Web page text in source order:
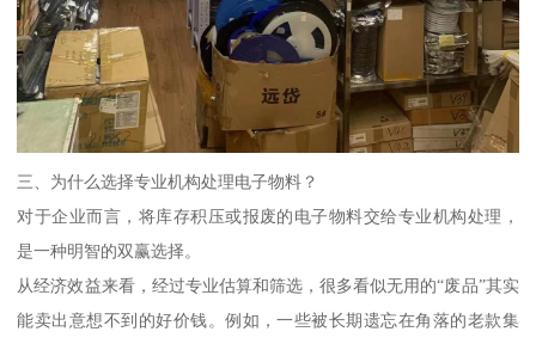
三、为什么选择专业机构处理电子物料？
对于企业而言，将库存积压或报废的电子物料交给专业机构处理，
是一种明智的双赢选择。
从经济效益来看，经过专业估算和筛选，很多看似无用的“废品”其实
能卖出意想不到的好价钱。例如，一些被长期遗忘在角落的老款集